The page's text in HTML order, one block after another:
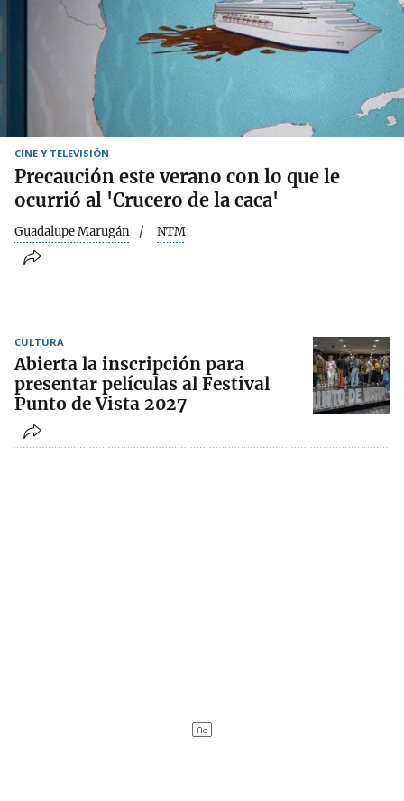
CINE Y TELEVISIÓN
Precaución este verano con lo que le
ocurrió al 'Crucero de la caca'
Guadalupe Marugán NTM
CULTURA
Abierta la inscripción para
presentar películas al Festival
Punto de Vista 2027